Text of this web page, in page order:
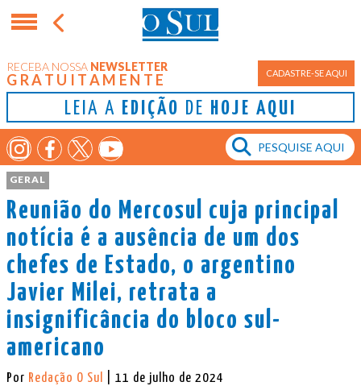
RECEBA NOSSA NEWSLETTER
GRATUITAMENTE CADASTRE-SE AQUI
LEIA A EDIÇÃO DE HOJE AQUI
GERAL
Reunião do Mercosul cuja principal
notícia é a ausência de um dos
chefes de Estado, o argentino
Javier Milei, retrata a
insignificância do bloco sul-
americano
Por Redação O Sul | 11 de julho de 2024